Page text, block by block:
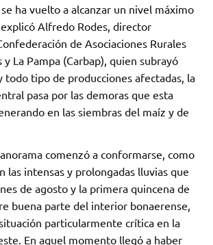
ha vuelto a alcanzar un nivel máximo
Alfredo Rodes, director
de Asociaciones Rurales
La Pampa (Carbap), quien subrayó
todo tipo de producciones afectadas, la
pasa por las demoras que esta
en las siembras del maíz y de
comenzó a conformarse, como
las intensas y prolongadas lluvias que
de agosto y la primera quincena de
buena parte del interior bonaerense,
particularmente crítica en la
En aquel momento llegó a haber